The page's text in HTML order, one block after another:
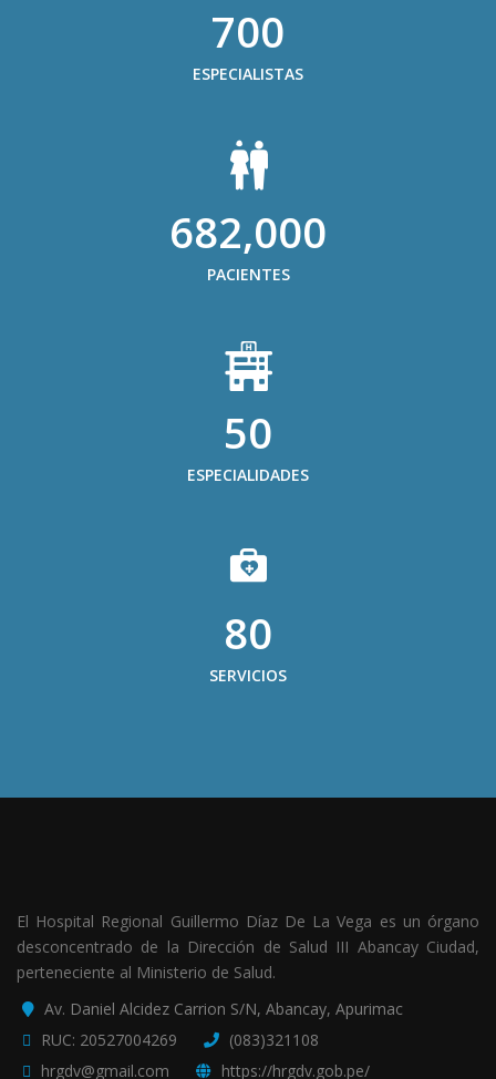
700
ESPECIALISTAS
682,000
PACIENTES
50
ESPECIALIDADES
80
SERVICIOS
El Hospital Regional Guillermo Díaz De La Vega es un órgano
desconcentrado de la Dirección de Salud III Abancay Ciudad,
perteneciente al Ministerio de Salud.
Av. Daniel Alcidez Carrion S/N, Abancay, Apurimac
RUC: 20527004269
(083)321108
hrgdv@gmail.com
https://hrgdv.gob.pe/